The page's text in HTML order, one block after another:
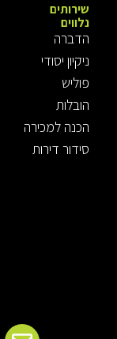
שירותים
נלווים
הדברה
ניקיון יסודי
פוליש
הובלות
הכנה למכירה
סידור דירות